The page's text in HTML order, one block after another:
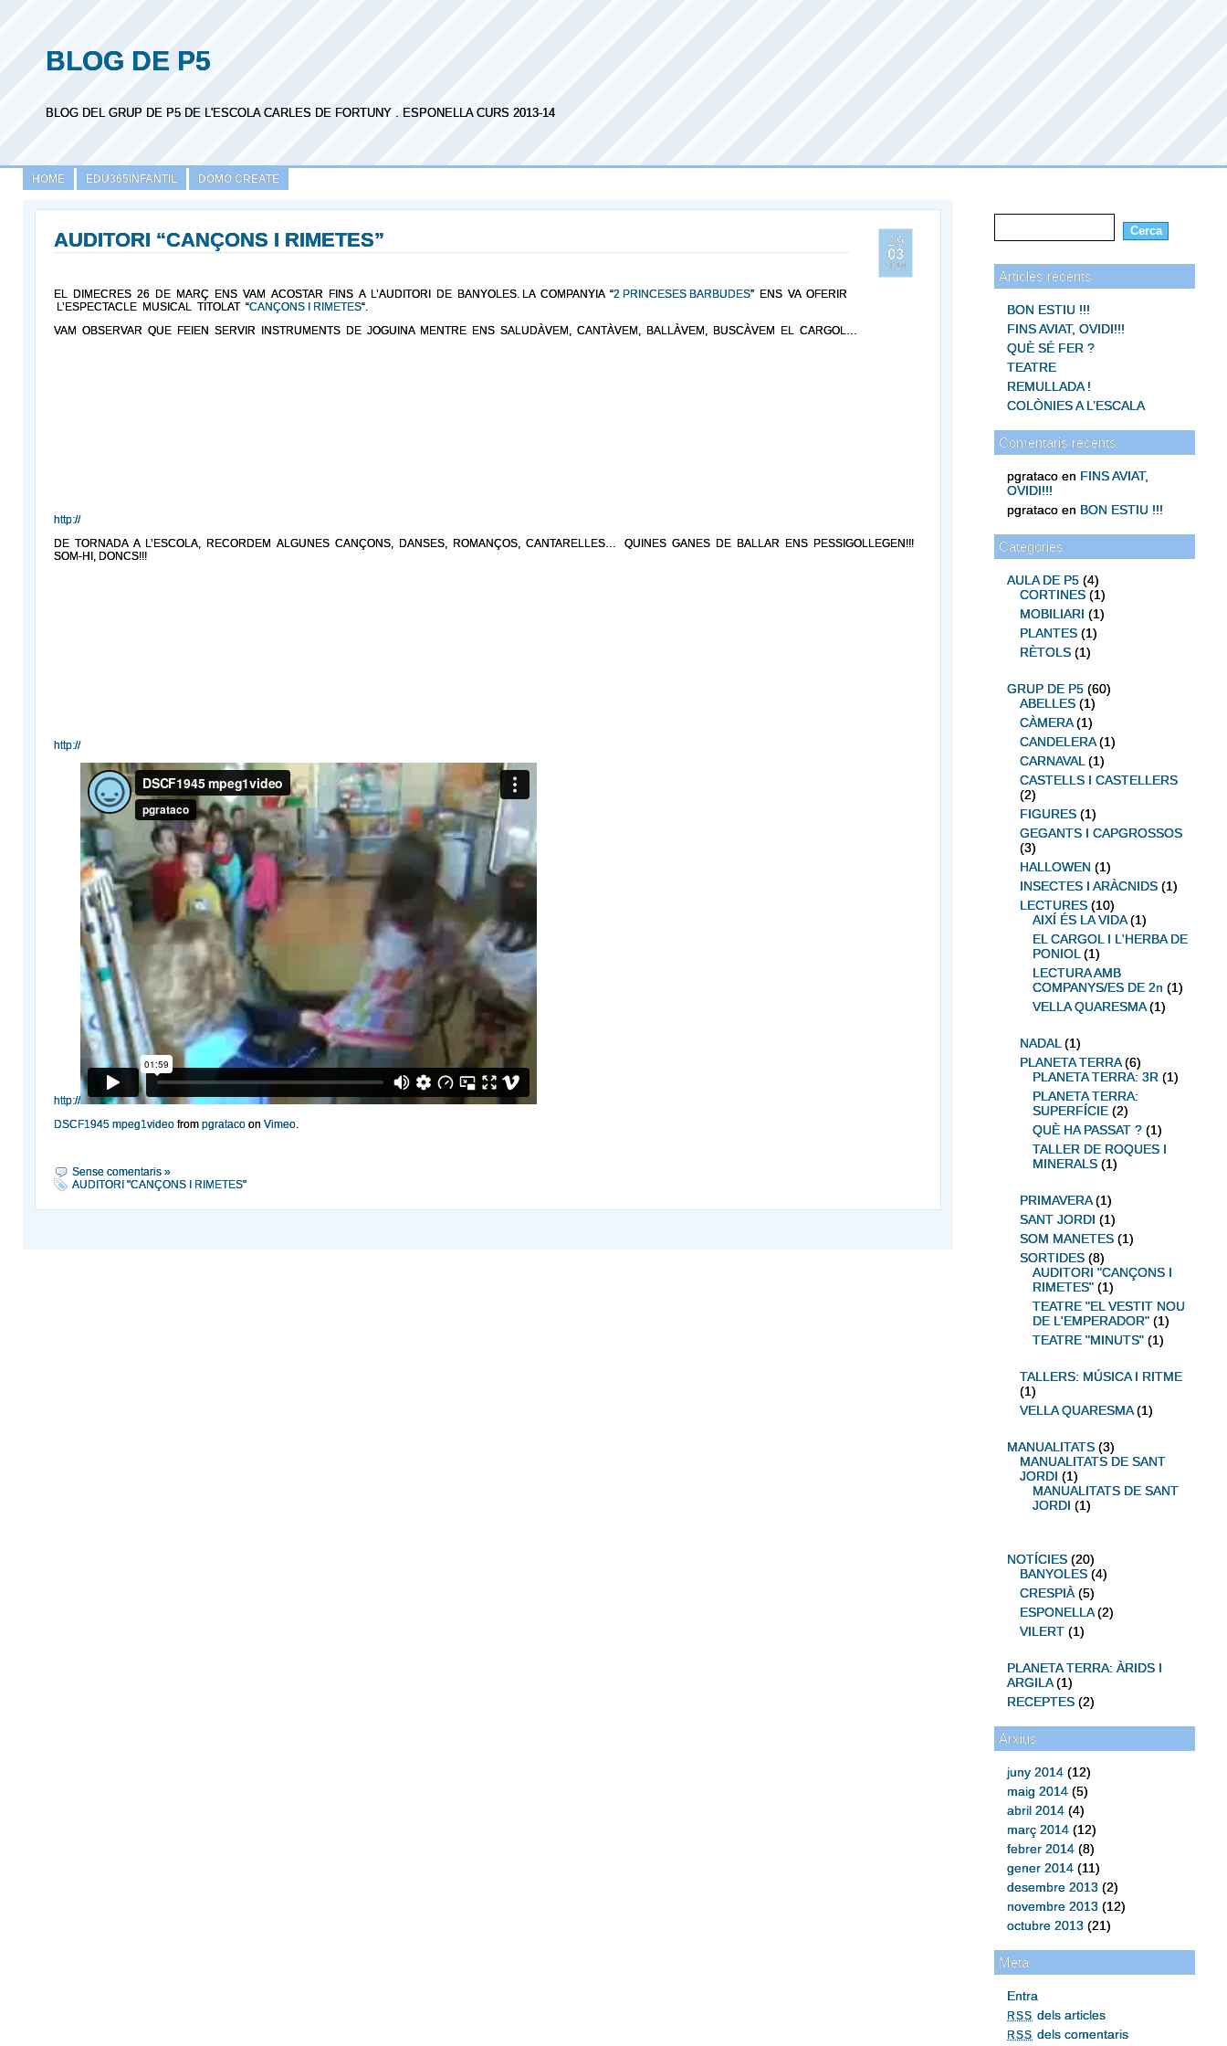
BLOG DE P5
BLOG DEL GRUP DE P5 DE L'ESCOLA CARLES DE FORTUNY . ESPONELLA CURS 2013-14
HOME EDU365INFANTIL DOMO CREATE
Articles recents
BON ESTIU !!!
FINS AVIAT, OVIDI!!!
QUÈ SÉ FER ?
TEATRE
REMULLADA !
COLÒNIES A L’ESCALA
Comentaris recents
pgrataco en FINS AVIAT,
OVIDI!!!
pgrataco en BON ESTIU !!!
Categories
AULA DE P5 (4)
CORTINES (1)
MOBILIARI (1)
PLANTES (1)
RÈTOLS (1)
GRUP DE P5 (60)
ABELLES (1)
CÀMERA(1)
CANDELERA(1)
CARNAVAL (1)
CASTELLS I CASTELLERS
(2)
FIGURES (1)
GEGANTS I CAPGROSSOS
(3)
HALLOWEN (1)
INSECTES I ARÀCNIDS (1)
LECTURES (10)
AIXÍ ÉS LA VIDA(1)
EL CARGOL I L'HERBA DE
PONIOL (1)
LECTURA AMB
COMPANYS/ES DE 2n (1)
VELLA QUARESMA(1)
NADAL (1)
PLANETA TERRA(6)
PLANETA TERRA: 3R (1)
PLANETA TERRA:
SUPERFÍCIE (2)
QUÈ HA PASSAT ? (1)
TALLER DE ROQUES I
MINERALS (1)
PRIMAVERA(1)
SANT JORDI (1)
SOM MANETES (1)
SORTIDES (8)
AUDITORI "CANÇONS I
RIMETES" (1)
TEATRE "EL VESTIT NOU
DE L'EMPERADOR" (1)
TEATRE "MINUTS" (1)
TALLERS: MÚSICA I RITME
(1)
VELLA QUARESMA(1)
MANUALITATS (3)
MANUALITATS DE SANT
JORDI (1)
MANUALITATS DE SANT
JORDI (1)
NOTÍCIES (20)
BANYOLES (4)
CRESPIÀ (5)
ESPONELLA(2)
VILERT (1)
PLANETA TERRA: ÀRIDS I
ARGILA(1)
RECEPTES (2)
Arxius
juny 2014 (12)
maig 2014 (5)
abril 2014 (4)
març 2014 (12)
febrer 2014 (8)
gener 2014 (11)
desembre 2013 (2)
novembre 2013 (12)
octubre 2013 (21)
Meta
Entra
RSS dels articles
RSS dels comentaris
29
03
2014
AUDITORI “CANÇONS I RIMETES”
EL DIMECRES 26 DE MARÇ ENS VAM ACOSTAR FINS A L’AUDITORI DE BANYOLES. LA COMPANYIA “2 PRINCESES BARBUDES” ENS VA OFERIR
L’ESPECTACLE MUSICAL TITOLAT “CANÇONS I RIMETES“.
VAM OBSERVAR QUE FEIEN SERVIR INSTRUMENTS DE JOGUINA MENTRE ENS SALUDÀVEM, CANTÀVEM, BALLÀVEM, BUSCÀVEM EL CARGOL…
http://
DE TORNADA A L’ESCOLA, RECORDEM ALGUNES CANÇONS, DANSES, ROMANÇOS, CANTARELLES… QUINES GANES DE BALLAR ENS PESSIGOLLEGEN!!!
SOM-HI, DONCS!!!
http://
http://
DSCF1945 mpeg1video from pgrataco on Vimeo.
Sense comentaris »
AUDITORI "CANÇONS I RIMETES"